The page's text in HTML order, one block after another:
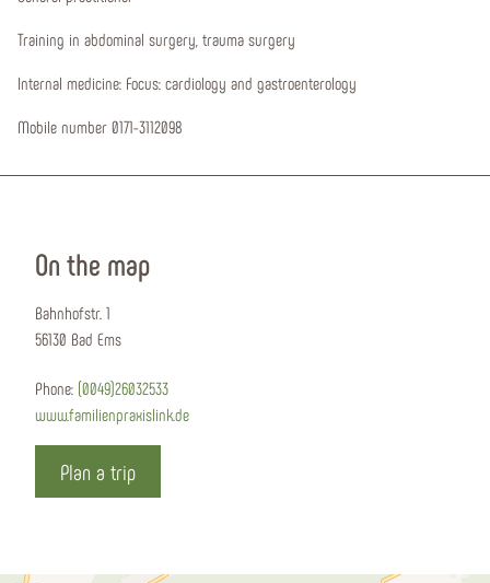
Training in abdominal surgery, trauma surgery
Internal medicine: Focus: cardiology and gastroenterology
Mobile number 0171-3112098
On the map
Bahnhofstr. 1
56130 Bad Ems
Phone: (0049)26032533
www.familienpraxislink.de
Plan a trip